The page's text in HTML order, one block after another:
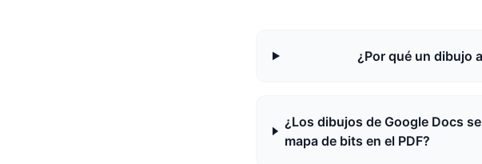
¿Por qué un dibujo
¿Los dibujos de Google Docs
mapa de bits en el PDF?